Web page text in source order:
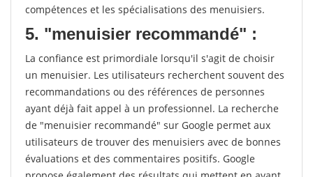
compétences et les spécialisations des menuisiers.
5. "menuisier recommandé" :
La confiance est primordiale lorsqu'il s'agit de choisir
un menuisier. Les utilisateurs recherchent souvent des
recommandations ou des références de personnes
ayant déjà fait appel à un professionnel. La recherche
de "menuisier recommandé" sur Google permet aux
utilisateurs de trouver des menuisiers avec de bonnes
évaluations et des commentaires positifs. Google